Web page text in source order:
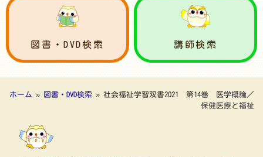
図書・DVD検索 講師検索
ホーム » 図書・DVD検索 » 社会福祉学習双書2021 第14巻 医学概論／
保健医療と福祉